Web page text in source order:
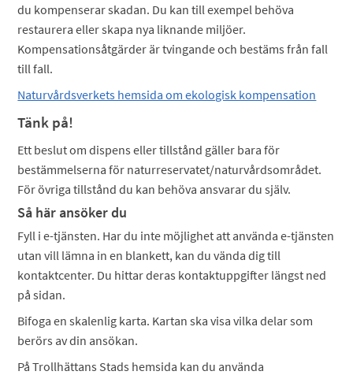
du kompenserar skadan. Du kan till exempel behöva
restaurera eller skapa nya liknande miljöer.
Kompensationsåtgärder är tvingande och bestäms från fall
till fall.
Naturvårdsverkets hemsida om ekologisk kompensation
Tänk på!
Ett beslut om dispens eller tillstånd gäller bara för
bestämmelserna för naturreservatet/naturvårdsområdet.
För övriga tillstånd du kan behöva ansvarar du själv.
Så här ansöker du
Fyll i e-tjänsten. Har du inte möjlighet att använda e-tjänsten
utan vill lämna in en blankett, kan du vända dig till
kontaktcenter. Du hittar deras kontaktuppgifter längst ned
på sidan.
Bifoga en skalenlig karta. Kartan ska visa vilka delar som
berörs av din ansökan.
På Trollhättans Stads hemsida kan du använda